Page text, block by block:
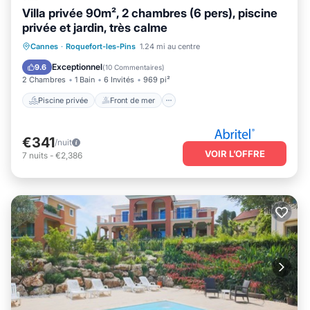
Villa privée 90m², 2 chambres (6 pers), piscine
privée et jardin, très calme
Cannes · Roquefort-les-Pins 1.24 mi au centre
9.6 Exceptionnel(10 Commentaires)
2 Chambres 1 Bain 6 Invités 969 pi²
Piscine privée Front de mer
Piscine privée
Front de mer
Cheminée/Chauffage
€341/nuit
7 nuits - €2,386 VOIR L’OFFRE